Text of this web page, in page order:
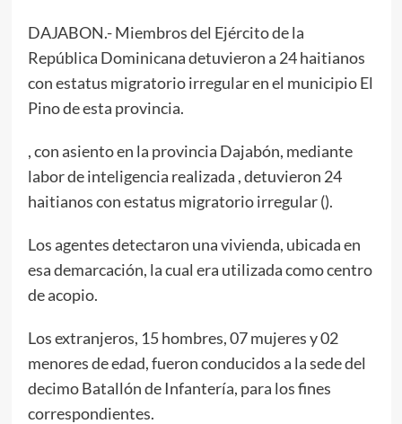
DAJABON.- Miembros del Ejército de la
República Dominicana detuvieron a 24 haitianos
con estatus migratorio irregular en el municipio El
Pino de esta provincia.
, con asiento en la provincia Dajabón, mediante
labor de inteligencia realizada , detuvieron 24
haitianos con estatus migratorio irregular ().
Los agentes detectaron una vivienda, ubicada en
esa demarcación, la cual era utilizada como centro
de acopio.
Los extranjeros, 15 hombres, 07 mujeres y 02
menores de edad, fueron conducidos a la sede del
decimo Batallón de Infantería, para los fines
correspondientes.